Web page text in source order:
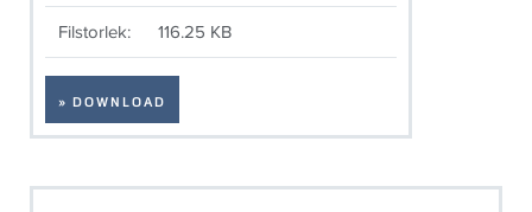
Filstorlek: 116.25 KB
» DOWNLOAD